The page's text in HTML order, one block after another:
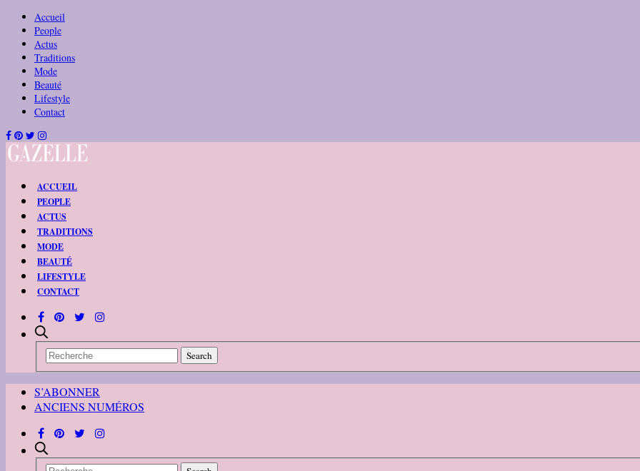
Accueil
People
Actus
Traditions
Mode
Beauté
Lifestyle
Contact
ACCUEIL
PEOPLE
ACTUS
TRADITIONS
MODE
BEAUTÉ
LIFESTYLE
CONTACT
S’ABONNER
ANCIENS NUMÉROS